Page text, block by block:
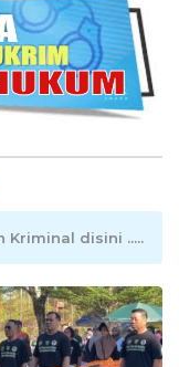
Kriminal disini .....